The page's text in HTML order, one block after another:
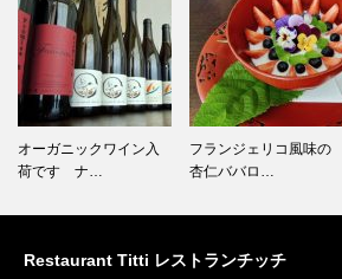
オーガニックワイン入
荷です ナ…
フランジェリコ風味の
杏仁ババロ…
Restaurant Titti レストランチッチ